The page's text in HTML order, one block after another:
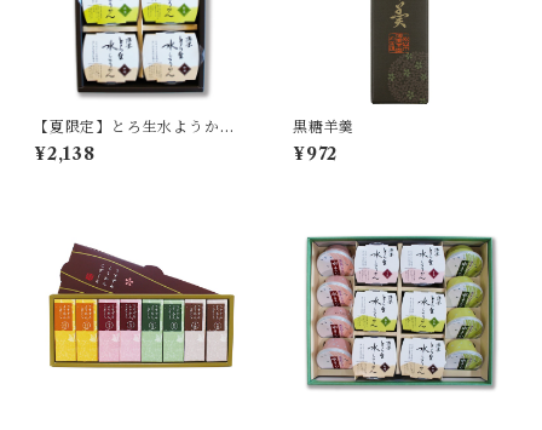
【夏限定】とろ生水ようかん
6個入 詰合せ 【季節限定/期間
限定】
¥2,138
黒糖羊羹
¥972